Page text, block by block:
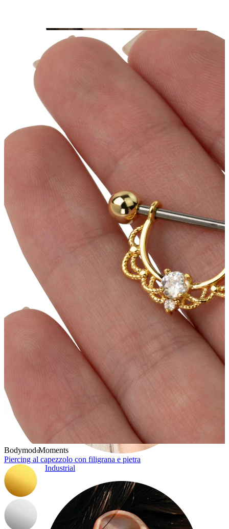
Conch
Industrial
Bodymod Moments
Piercing al capezzolo con filigrana e pietra